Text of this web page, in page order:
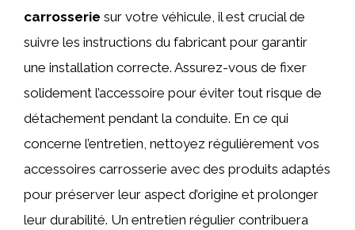
carrosserie sur votre véhicule, il est crucial de
suivre les instructions du fabricant pour garantir
une installation correcte. Assurez-vous de fixer
solidement l’accessoire pour éviter tout risque de
détachement pendant la conduite. En ce qui
concerne l’entretien, nettoyez régulièrement vos
accessoires carrosserie avec des produits adaptés
pour préserver leur aspect d’origine et prolonger
leur durabilité. Un entretien régulier contribuera